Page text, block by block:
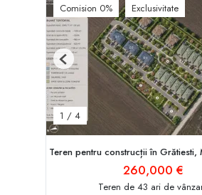
Comision 0% Exclusivitate
1 / 4
Previous
Teren pentru construcții în Grătiesti,
260,000 €
Teren de 43 ari de